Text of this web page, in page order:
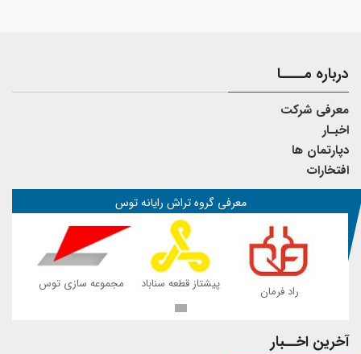
درباره مــــا
معرفی شرکت
اخبـار
دپارتمان ها
افتخارات
معرفی گروه تراش رایانه توس
مجموعه سازی توس پیشتاز قطعه سناباد راد فرمان
آخرین اخــبار